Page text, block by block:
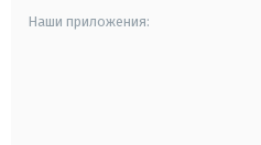
Наши приложения: